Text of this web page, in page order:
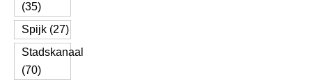
(35)
Spijk (27)
Stadskanaal
(70)